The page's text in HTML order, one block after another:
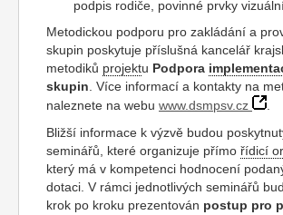
podpis rodiče, povinné prvky
Metodickou podporu pro zakládání a
skupin poskytuje příslušná kancelář
metodiků projektu Podpora
skupin. Více informací a kontakty na
naleznete na webu www.dsmpsv.cz
.
Bližší informace k výzvě budou
seminářů, které organizuje přímo řídicí
který má v kompetenci hodnocení
dotaci. V rámci jednotlivých seminářů
krok po kroku prezentován postup pro